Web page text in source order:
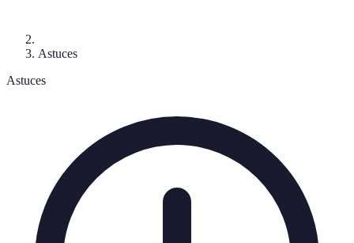
Astuces
Astuces